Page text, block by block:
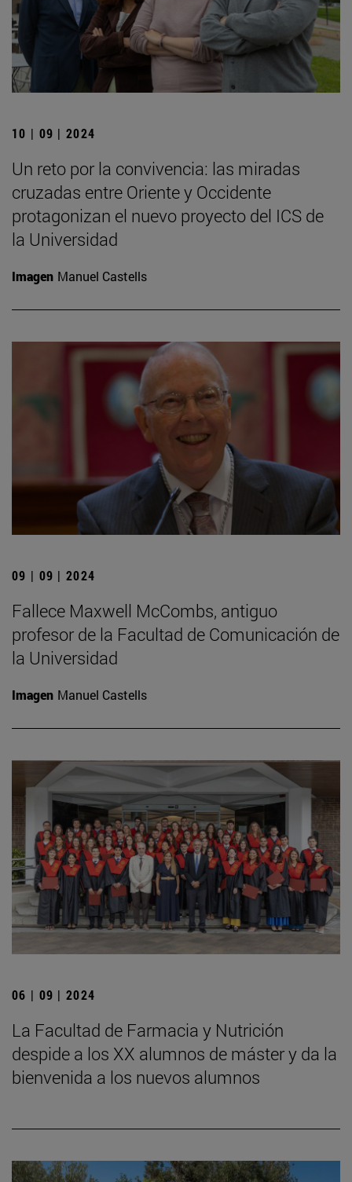
10 | 09 | 2024
Un reto por la convivencia: las miradas
cruzadas entre Oriente y Occidente
protagonizan el nuevo proyecto del ICS de
la Universidad
Imagen Manuel Castells
09 | 09 | 2024
Fallece Maxwell McCombs, antiguo
profesor de la Facultad de Comunicación de
la Universidad
Imagen Manuel Castells
06 | 09 | 2024
La Facultad de Farmacia y Nutrición
despide a los XX alumnos de máster y da la
bienvenida a los nuevos alumnos